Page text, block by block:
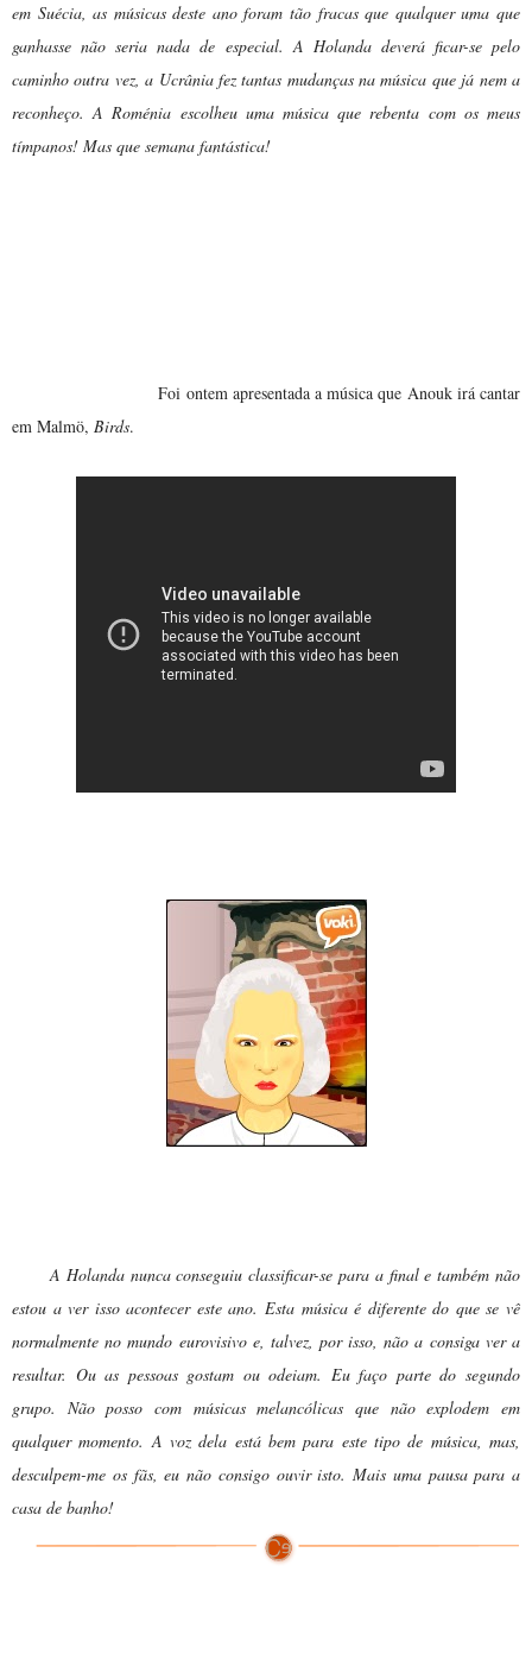
em Suécia, as músicas deste ano foram tão fracas que qualquer uma que
ganhasse não seria nada de especial. A Holanda deverá ficar-se pelo
caminho outra vez, a Ucrânia fez tantas mudanças na música que já nem a
reconheço. A Roménia escolheu uma música que rebenta com os meus
tímpanos! Mas que semana fantástica!
Foi ontem apresentada a música que Anouk irá cantar
em Malmö, Birds.
A Holanda nunca conseguiu classificar-se para a final e também não
estou a ver isso acontecer este ano. Esta música é diferente do que se vê
normalmente no mundo eurovisivo e, talvez, por isso, não a consiga ver a
resultar. Ou as pessoas gostam ou odeiam. Eu faço parte do segundo
grupo. Não posso com músicas melancólicas que não explodem em
qualquer momento. A voz dela está bem para este tipo de música, mas,
desculpem-me os fãs, eu não consigo ouvir isto. Mais uma pausa para a
casa de banho!